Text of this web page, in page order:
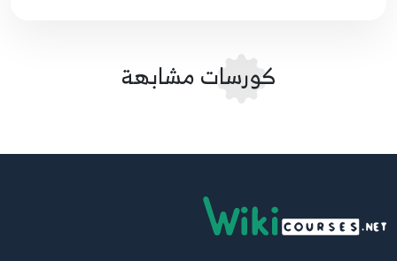
9
10
10.10
4:44
كورسات مشابهة